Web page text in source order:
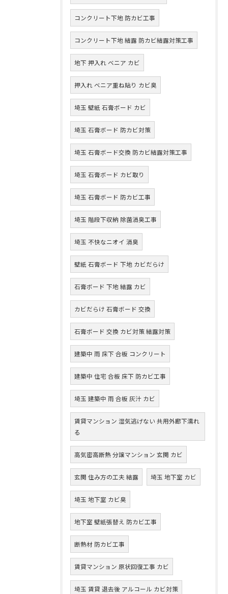
コンクリート下地 防カビ工事
コンクリート下地 結露 防カビ結露対策工事
地下 押入れ ベニア カビ
押入れ ベニア重ね貼り カビ臭
埼玉 壁紙 石膏ボード カビ
埼玉 石膏ボード 防カビ対策
埼玉 石膏ボード交換 防カビ結露対策工事
埼玉 石膏ボード カビ取り
埼玉 石膏ボード 防カビ工事
埼玉 階段下収納 除菌消臭工事
埼玉 不快なニオイ 消臭
壁紙 石膏ボード 下地 カビだらけ
石膏ボード 下地 結露 カビ
カビだらけ 石膏ボード 交換
石膏ボード 交換 カビ対策 結露対策
建築中 雨 床下 合板 コンクリート
建築中 住宅 合板 床下 防カビ工事
埼玉 建築中 雨 合板 灰汁 カビ
賃貸マンション 湿気逃げない 共用外廊下濡れ
る
高気密高断熱 分譲マンション 玄関 カビ
玄関 住み方の工夫 結露 埼玉 地下室 カビ
埼玉 地下室 カビ臭
地下室 壁紙張替え 防カビ工事
断熱材 防カビ工事
賃貸マンション 原状回復工事 カビ
埼玉 賃貸 退去後 アルコール カビ対策